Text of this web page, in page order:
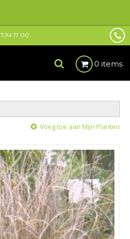
T/M 17:00
0 items
Voeg toe aan Mijn Planten